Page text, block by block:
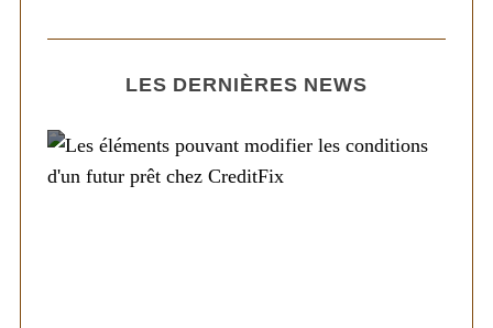
LES DERNIÈRES NEWS